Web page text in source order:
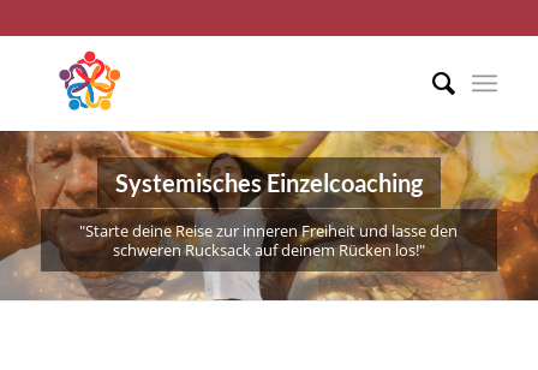
Systemisches Einzelcoaching
"Starte deine Reise zur inneren Freiheit und lasse den
schweren Rucksack auf deinem Rücken los!"